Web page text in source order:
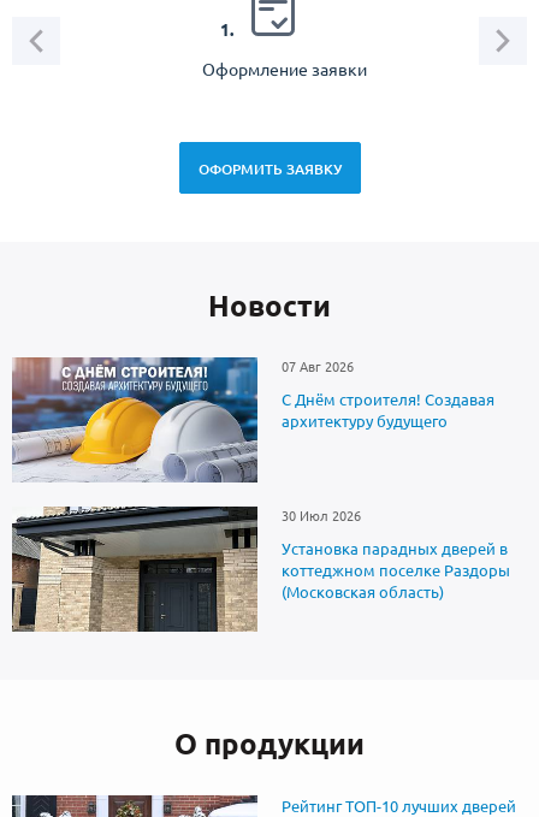
1.
Оформление заявки
ОФОРМИТЬ ЗАЯВКУ
Новоcти
07 Авг 2026
С Днём строителя! Создавая
архитектуру будущего
30 Июл 2026
Установка парадных дверей в
коттеджном поселке Раздоры
(Московская область)
О продукции
Рейтинг ТОП-10 лучших дверей